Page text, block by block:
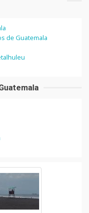
de Guatemala